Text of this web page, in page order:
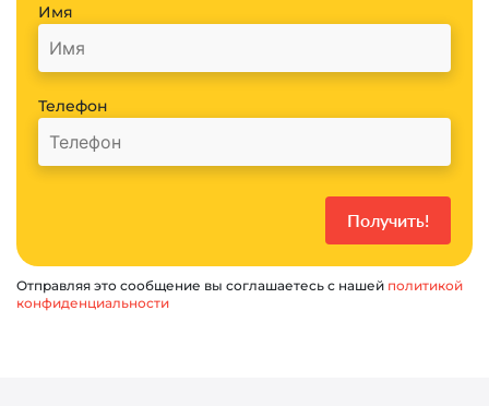
Имя
Телефон
Отправляя это сообщение вы соглашаетесь с нашей политикой
конфиденциальности